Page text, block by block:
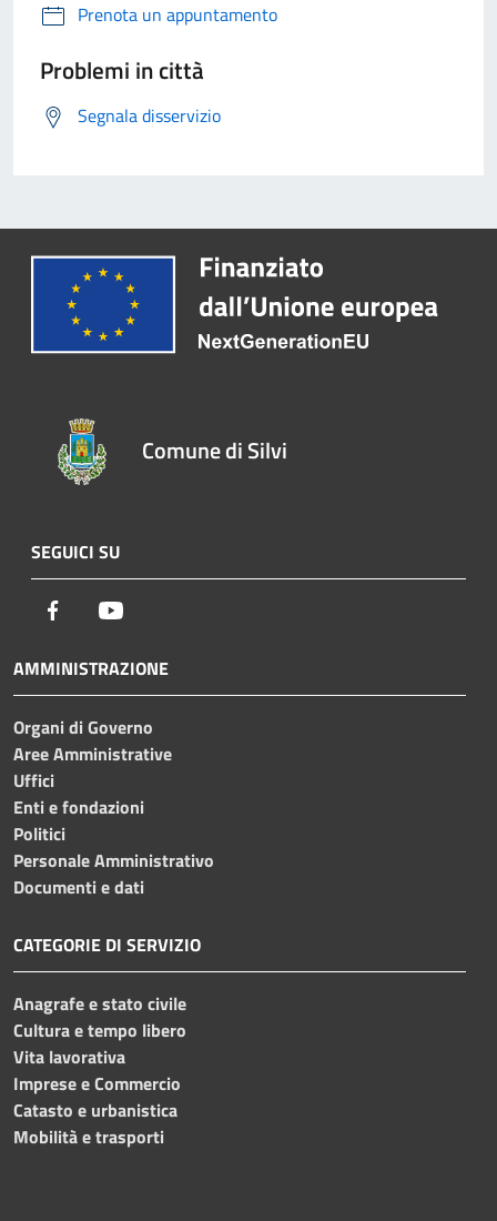
Prenota un appuntamento
Problemi in città
Segnala disservizio
Comune di Silvi
SEGUICI SU
Facebook
AMMINISTRAZIONE
Organi di Governo
Aree Amministrative
Uffici
Enti e fondazioni
Politici
Personale Amministrativo
Documenti e dati
CATEGORIE DI SERVIZIO
Anagrafe e stato civile
Cultura e tempo libero
Vita lavorativa
Imprese e Commercio
Catasto e urbanistica
Mobilità e trasporti